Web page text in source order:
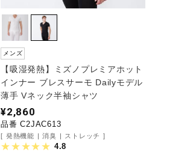
メンズ
【吸湿発熱】ミズノプレミアホット
インナー ブレスサーモ Dailyモデル
薄手 Vネック半袖シャツ
¥2,860
品番 C2JAC613
発熱機能 消臭 ストレッチ
4.8